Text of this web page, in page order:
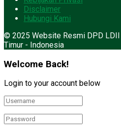
Disclaimer
Hubungi Kami
© 2025 Website Resmi DPD LDII
Timur - Indonesia
Welcome Back!
Login to your account below